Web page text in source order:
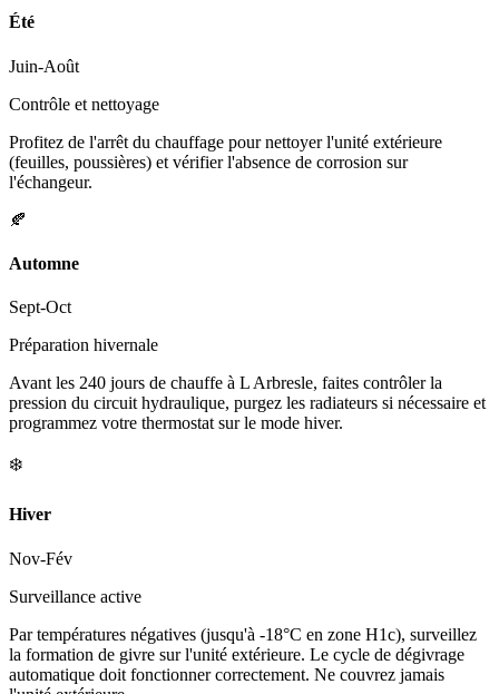
Été
Juin-Août
Contrôle et nettoyage
Profitez de l'arrêt du chauffage pour nettoyer l'unité extérieure
(feuilles, poussières) et vérifier l'absence de corrosion sur
l'échangeur.
🍂
Automne
Sept-Oct
Préparation hivernale
Avant les 240 jours de chauffe à L Arbresle, faites contrôler la
pression du circuit hydraulique, purgez les radiateurs si nécessaire et
programmez votre thermostat sur le mode hiver.
❄️
Hiver
Nov-Fév
Surveillance active
Par températures négatives (jusqu'à -18°C en zone H1c), surveillez
la formation de givre sur l'unité extérieure. Le cycle de dégivrage
automatique doit fonctionner correctement. Ne couvrez jamais